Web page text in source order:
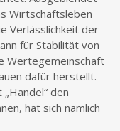
Wirtschaftsleben
Verlässlichkeit der
für Stabilität von
Wertegemeinschaft
dafür herstellt.
den
hat sich nämlich